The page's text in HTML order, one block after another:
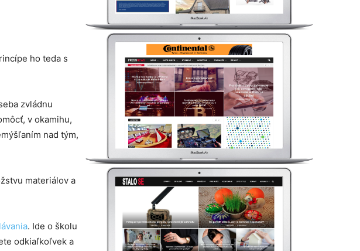
ho teda s
zvládnu
v okamihu,
nad tým,
materiálov a
. Ide o školu
odkiaľkoľvek a